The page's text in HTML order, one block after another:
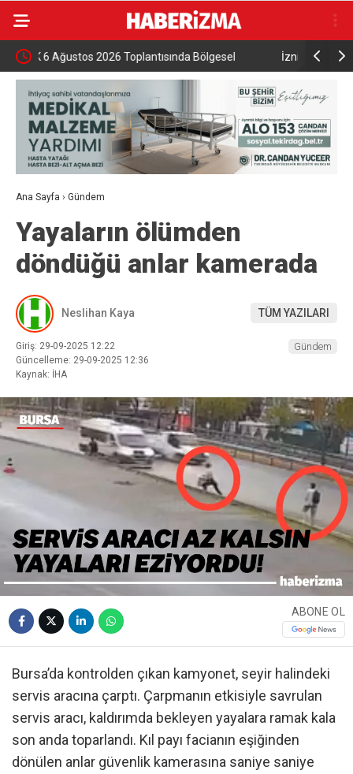
İznik Gölü’ne düşen genç hayatını kaybetti,
gözyaşlarıyla toprağa verildi
Aile ve
Ana Sayfa › Gündem
Yayaların ölümden
döndüğü anlar kamerada
Neslihan Kaya TÜM YAZILARI
Giriş: 29-09-2025 12:22
Güncelleme: 29-09-2025 12:36
Kaynak: İHA
Gündem
ABONE OL
Bursa’da kontrolden çıkan kamyonet, seyir halindeki
servis aracına çarptı. Çarpmanın etkisiyle savrulan
servis aracı, kaldırımda bekleyen yayalara ramak kala
son anda toparlandı. Kıl payı facianın eşiğinden
dönülen anlar güvenlik kamerasına saniye saniye